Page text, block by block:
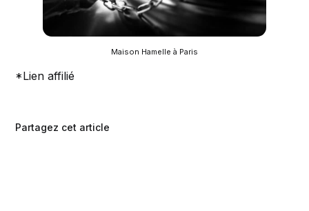
Maison Hamelle à Paris
*Lien affilié
Partagez cet article